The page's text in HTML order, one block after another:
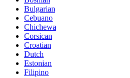
Bulgarian
Cebuano
Chichewa
Corsican
Croatian
Dutch
Estonian
Filipino